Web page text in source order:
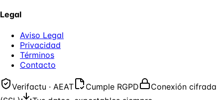
Legal
Aviso Legal
Privacidad
Términos
Contacto
Verifactu · AEAT Cumple RGPD
Conexión cifrada